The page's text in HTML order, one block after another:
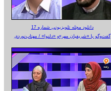
دانلود مجله تلویزیونی شماره 17
گفت‌وگو با «شریفیان مهر»‌و «دلنوا» / مهتاب‌نوردی